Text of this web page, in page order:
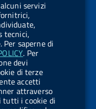
servizi
tecnici,
saperne di
. Per
devi
di terze
accetti
attraverso
tutti i cookie di